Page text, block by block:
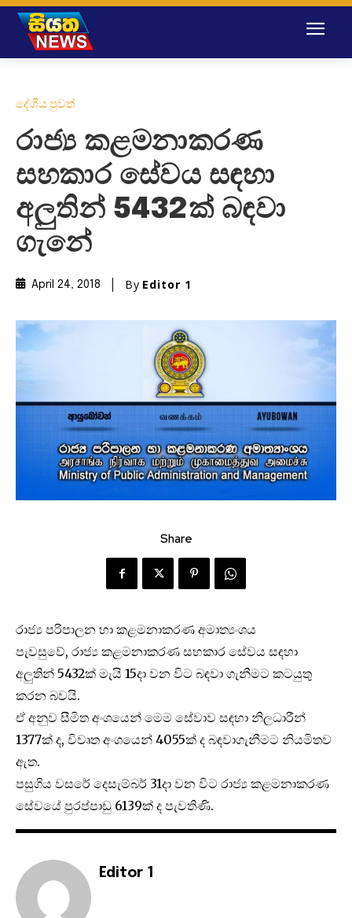
දේශීය පුවත්
රාජ්‍ය කළමනාකරණ
සහකාර සේවය සඳහා
අලුතින් 5432ක් බඳවා
ගැනේ
April 24, 2018 By Editor 1
Share
රාජ්‍ය පරිපාලන හා කළමනාකරණ අමාත්‍යංශය
පැවසුවේ, රාජ්‍ය කළමනාකරණ සහකාර සේවය සඳහා
අලුතින් 5432ක් මැයි 15දා වන විට බඳවා ගැනීමට කටයුතු
කරන බවයි.
ඒ අනුව සීමිත අංශයෙන් මෙම සේවාව සඳහා නිලධාරීන්
1377ක් ද, විවෘත අංශයෙන් 4055ක් ද බඳවාගැනීමට නියමිතව
ඇත.
පසුගිය වසරේ දෙසැම්බර් 31දා වන විට රාජ්‍ය කළමනාකරණ
සේවයේ පුරප්පාඩු 6139ක් ද පැවතිණි.
Editor 1